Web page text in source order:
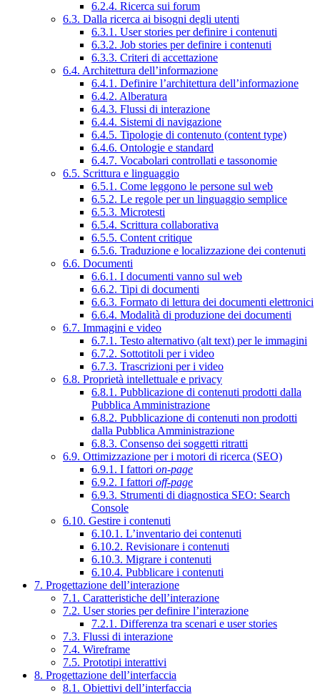
6.2.4. Ricerca sui forum
6.3. Dalla ricerca ai bisogni degli utenti
6.3.1. User stories per definire i contenuti
6.3.2. Job stories per definire i contenuti
6.3.3. Criteri di accettazione
6.4. Architettura dell’informazione
6.4.1. Definire l’architettura dell’informazione
6.4.2. Alberatura
6.4.3. Flussi di interazione
6.4.4. Sistemi di navigazione
6.4.5. Tipologie di contenuto (content type)
6.4.6. Ontologie e standard
6.4.7. Vocabolari controllati e tassonomie
6.5. Scrittura e linguaggio
6.5.1. Come leggono le persone sul web
6.5.2. Le regole per un linguaggio semplice
6.5.3. Microtesti
6.5.4. Scrittura collaborativa
6.5.5. Content critique
6.5.6. Traduzione e localizzazione dei contenuti
6.6. Documenti
6.6.1. I documenti vanno sul web
6.6.2. Tipi di documenti
6.6.3. Formato di lettura dei documenti elettronici
6.6.4. Modalità di produzione dei documenti
6.7. Immagini e video
6.7.1. Testo alternativo (alt text) per le immagini
6.7.2. Sottotitoli per i video
6.7.3. Trascrizioni per i video
6.8. Proprietà intellettuale e privacy
6.8.1. Pubblicazione di contenuti prodotti dalla
Pubblica Amministrazione
6.8.2. Pubblicazione di contenuti non prodotti
dalla Pubblica Amministrazione
6.8.3. Consenso dei soggetti ritratti
6.9. Ottimizzazione per i motori di ricerca (SEO)
6.9.1. I fattori on-page
6.9.2. I fattori off-page
6.9.3. Strumenti di diagnostica SEO: Search
Console
6.10. Gestire i contenuti
6.10.1. L’inventario dei contenuti
6.10.2. Revisionare i contenuti
6.10.3. Migrare i contenuti
6.10.4. Pubblicare i contenuti
7. Progettazione dell’interazione
7.1. Caratteristiche dell’interazione
7.2. User stories per definire l’interazione
7.2.1. Differenza tra scenari e user stories
7.3. Flussi di interazione
7.4. Wireframe
7.5. Prototipi interattivi
8. Progettazione dell’interfaccia
8.1. Obiettivi dell’interfaccia